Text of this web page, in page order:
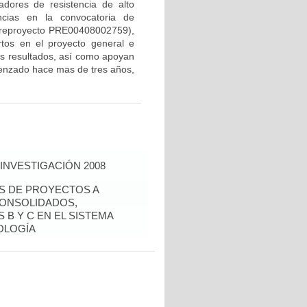
de resistencia de alto
en la convocatoria de
PRE00408002759),
en el proyecto general e
resultados, así como apoyan
hace mas de tres años,
2008
DE PROYECTOS A
B Y C EN EL SISTEMA